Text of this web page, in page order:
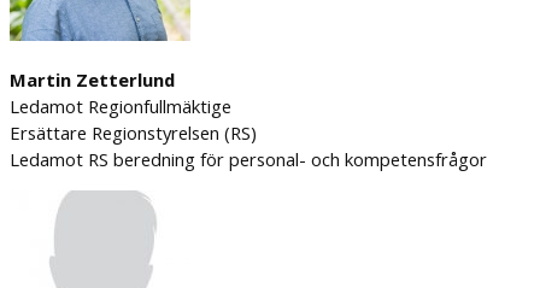
Martin Zetterlund
Ledamot Regionfullmäktige
Ersättare Regionstyrelsen (RS)
Ledamot RS beredning för personal- och kompetensfrågor